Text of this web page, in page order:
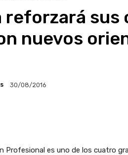
reforzará sus
nuevos
30/08/2016
Profesional es uno de los cuatro